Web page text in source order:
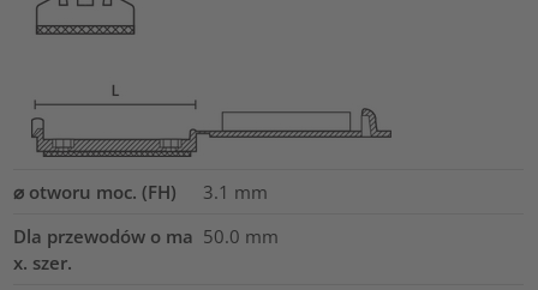
⌀ otworu moc. (FH)
3.1 mm
Dla przewodów o ma
x. szer.
50.0 mm